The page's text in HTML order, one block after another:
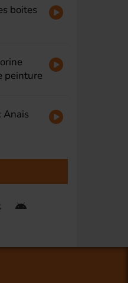
boites
peinture
Anais